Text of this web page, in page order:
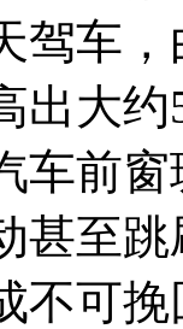
驾车
出大
车前
甚至
不可